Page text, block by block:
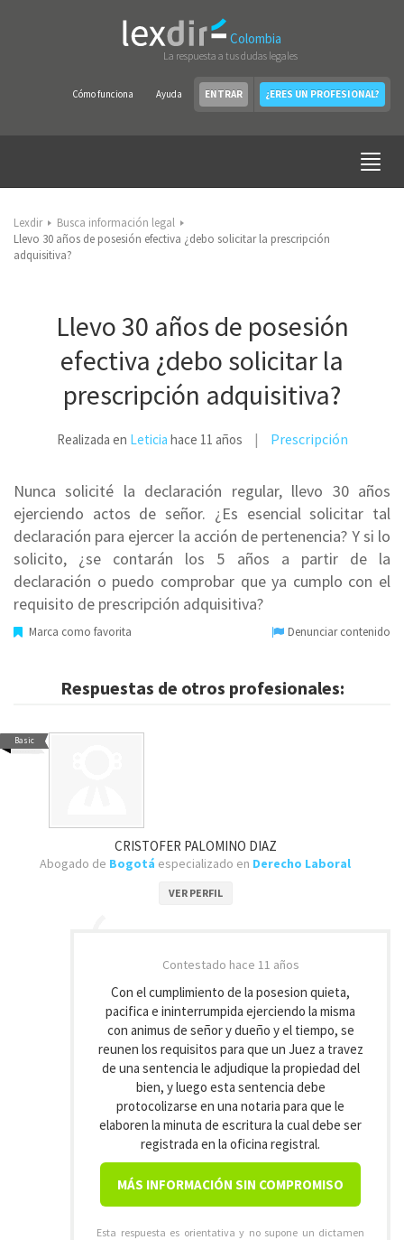
Colombia
La respuesta a tus dudas legales
Cómo funciona Ayuda ENTRAR ¿ERES UN PROFESIONAL?
Lexdir
Busca información legal
Llevo 30 años de posesión efectiva ¿debo solicitar la prescripción
adquisitiva?
Llevo 30 años de posesión
efectiva ¿debo solicitar la
prescripción adquisitiva?
Realizada en Leticia hace 11 años Prescripción
Nunca solicité la declaración regular, llevo 30 años
ejerciendo actos de señor. ¿Es esencial solicitar tal
declaración para ejercer la acción de pertenencia? Y si lo
solicito, ¿se contarán los 5 años a partir de la
declaración o puedo comprobar que ya cumplo con el
requisito de prescripción adquisitiva?
Marca como favorita Denunciar contenido
Respuestas de otros profesionales:
Basic
CRISTOFER PALOMINO DIAZ
Abogado de Bogotá especializado en Derecho Laboral
VER PERFIL
Contestado hace 11 años
Con el cumplimiento de la posesion quieta,
pacifica e ininterrumpida ejerciendo la misma
con animus de señor y dueño y el tiempo, se
reunen los requisitos para que un Juez a travez
de una sentencia le adjudique la propiedad del
bien, y luego esta sentencia debe
protocolizarse en una notaria para que le
elaboren la minuta de escritura la cual debe ser
registrada en la oficina registral.
MÁS INFORMACIÓN SIN COMPROMISO
Esta respuesta es orientativa y no supone un dictamen